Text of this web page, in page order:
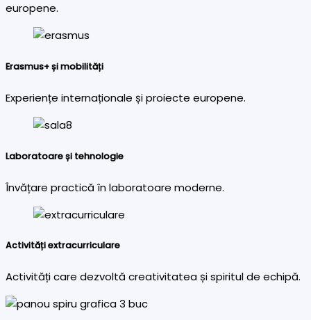
europene.
Erasmus+ și mobilități
Experiențe internaționale și proiecte europene.
Laboratoare și tehnologie
Învățare practică în laboratoare moderne.
Activități extracurriculare
Activități care dezvoltă creativitatea și spiritul de echipă.